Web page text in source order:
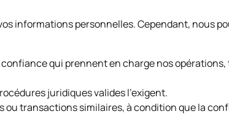
informations personnelles. Cependant, nous
qui prennent en charge nos opérations,
juridiques valides l’exigent.
ou transactions similaires, à condition que la